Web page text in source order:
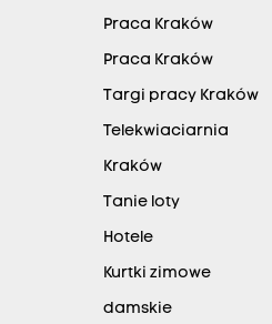
Praca Kraków
Praca Kraków
Targi pracy Kraków
Telekwiaciarnia
Kraków
Tanie loty
Hotele
Kurtki zimowe
damskie